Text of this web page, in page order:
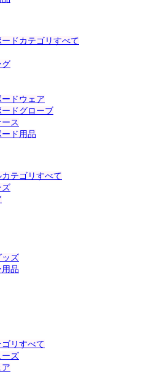
ドカテゴリすべて
グ
ドウェア
ドグローブ
ス
ド用品
テゴリすべて
ズ
ッズ
品
リすべて
ーズ